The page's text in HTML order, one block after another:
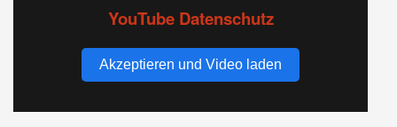
YouTube Datenschutz
Akzeptieren und Video laden